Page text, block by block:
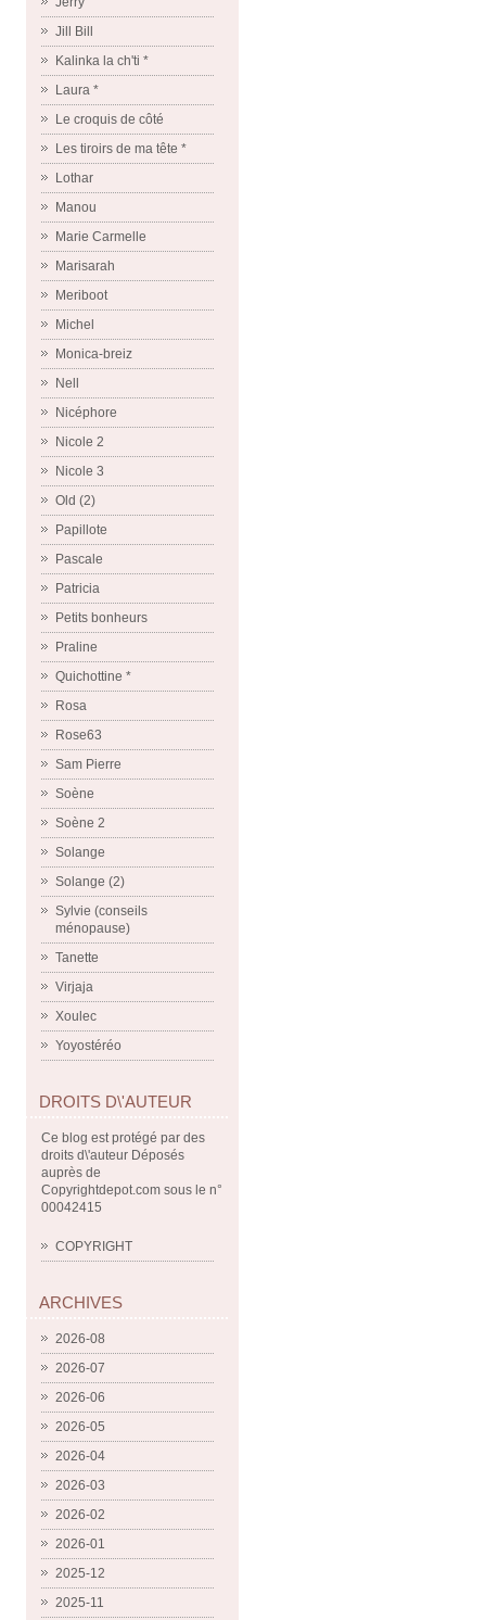
Jill Bill
Kalinka la ch'ti *
Laura *
Le croquis de côté
Les tiroirs de ma tête *
Lothar
Manou
Marie Carmelle
Marisarah
Meriboot
Michel
Monica-breiz
Nell
Nicéphore
Nicole 2
Nicole 3
Old (2)
Papillote
Pascale
Patricia
Petits bonheurs
Praline
Quichottine *
Rosa
Rose63
Sam Pierre
Soène
Soène 2
Solange
Solange (2)
Sylvie (conseils
ménopause)
Tanette
Virjaja
Xoulec
Yoyostéréo
DROITS D\'AUTEUR
Ce blog est protégé par des
droits d\'auteur Déposés
auprès de
Copyrightdepot.com sous le n°
00042415
COPYRIGHT
ARCHIVES
2026-08
2026-07
2026-06
2026-05
2026-04
2026-03
2026-02
2026-01
2025-12
2025-11